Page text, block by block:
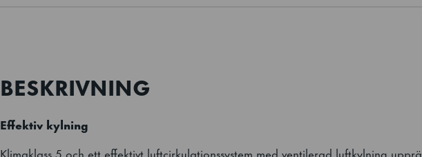
BESKRIVNING
Effektiv kylning
Klimaklass 5 och ett effektivt luftcirkulationssystem med ventilerad luftkylning